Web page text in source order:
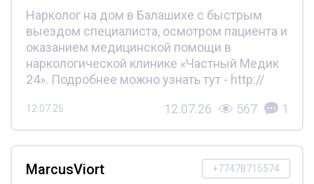
Нарколог на дом в Балашихе с быстрым
выездом специалиста, осмотром пациента и
оказанием медицинской помощи в
наркологической клинике «Частный Медик
24». Подробнее можно узнать тут - http://
12.07.26 12.07.26 567 1
+77478715574
MarcusViort